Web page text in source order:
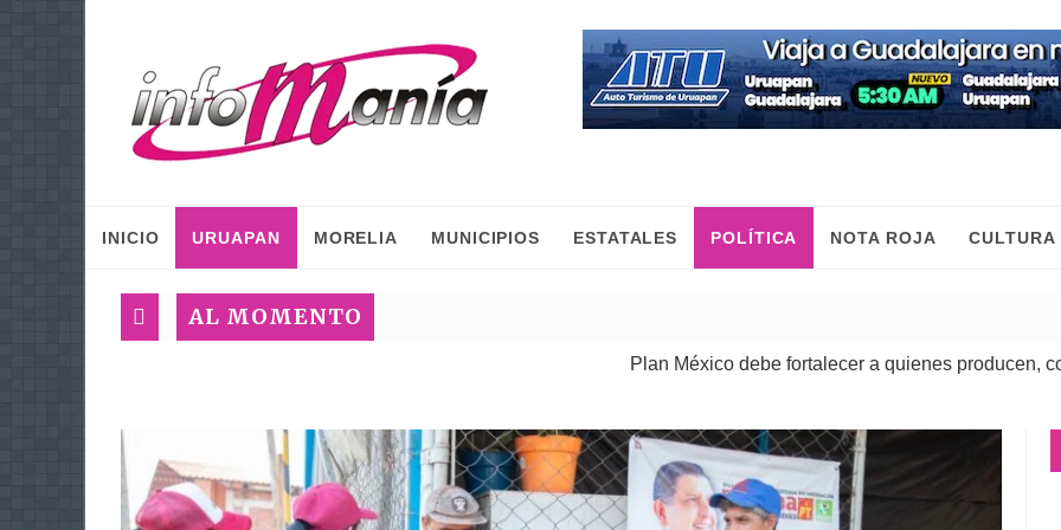
INICIO URUAPAN MORELIA MUNICIPIOS ESTATALES POLÍTICA NOTA ROJA CULTURA
AL MOMENTO
Plan México debe fortalecer a quienes producen, comercian y mueven